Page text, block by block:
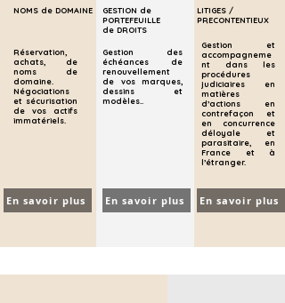
NOMS de DOMAINE
Réservation,
achats, de
noms de
domaine.
Négociations
et sécurisation
de vos actifs
immatériels.
En savoir plus
LITIGES /
PRECONTENTIEUX
GESTION de
PORTEFEUILLE
de DROITS
Gestion et
accompagneme
nt dans les
procédures
judiciaires en
matières
d’actions en
contrefaçon et
en concurrence
déloyale et
parasitaire, en
France et à
l’étranger.
Gestion des
échéances de
renouvellement
de vos marques,
dessins et
modèles..
En savoir plus En savoir plus